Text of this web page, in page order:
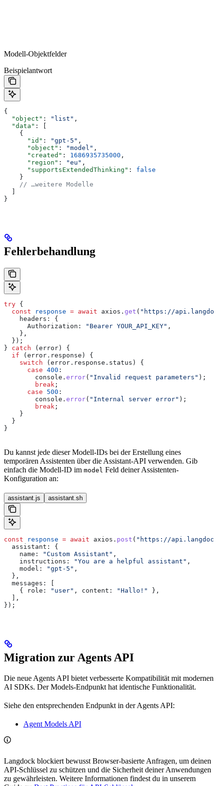
Modell-Objektfelder
Beispielantwort
{
  "object"
: "list" ,
  "data"
: [
    {
      "id"
: "gpt-5" ,
      "object"
: "model" ,
      "created"
: 1686935735000 ,
      "region"
: "eu" ,
      "supportsExtendedThinking"
: false
    }
    // …weitere Modelle
}
Fehlerbehandlung
try {
  const
response = await axios . get ( "https://
    headers:
{
      Authorization:
"Bearer YOUR_API_KEY" ,
    },
  });
} catch (error) {
  if
(error . response ) {
    switch
(error . response . status ) {
      case
400 :
        console
. error( "Invalid request parameters" );
        break
;
      case
500 :
        console
. error( "Internal server error" );
        break
;
    }
  }
}
Du kannst jede dieser Modell-IDs bei der Erstellung eines
temporären Assistenten über die Assistant-API verwenden. Gib
einfach die Modell-ID im model Feld deiner Assistenten-
Konfiguration an:
assistant.js assistant.sh
const response = await axios . post ( "https://
  assistant:
{
    name:
"Custom Assistant" ,
    instructions:
"You are a helpful assistant" ,
    model:
"gpt-5" ,
  },
  messages:
[
    {
role: "user" , content: "Hallo!"
},
  ],
});
Migration zur Agents API
Die neue Agents API bietet verbesserte Kompatibilität mit modernen
AI SDKs. Der Models-Endpunkt hat identische Funktionalität.
Siehe den entsprechenden Endpunkt in der Agents API:
Agent Models API
Langdock blockiert bewusst Browser-basierte Anfragen, um deinen
API-Schlüssel zu schützen und die Sicherheit deiner Anwendungen
zu gewährleisten. Weitere Informationen findest du in unserem